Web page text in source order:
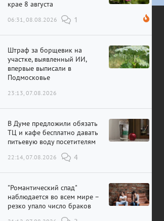
крае 8 августа
06:31, 08.08.2026 1
Штраф за борщевик на
участке, выявленный ИИ,
впервые выписали в
Подмосковье
23:13, 07.08.2026
В Думе предложили обязать
ТЦ и кафе бесплатно давать
питьевую воду посетителям
22:14, 07.08.2026 4
"Романтический спад"
наблюдается во всем мире –
резко упало число браков